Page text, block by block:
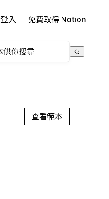
登入 免費取得 Notion
查看範本